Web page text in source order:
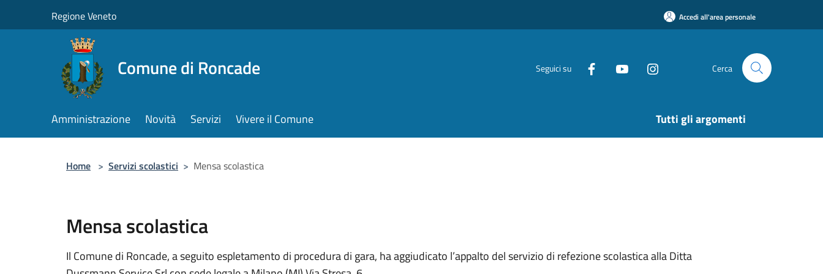
Regione Veneto Accedi all'area personale
Comune di Roncade Seguici su Cerca
Amministrazione Novità Servizi Vivere il Comune Tutti gli argomenti
Home > Servizi scolastici > Mensa scolastica
Mensa scolastica
Il Comune di Roncade, a seguito espletamento di procedura di gara, ha aggiudicato l’appalto del servizio di refezione scolastica alla Ditta